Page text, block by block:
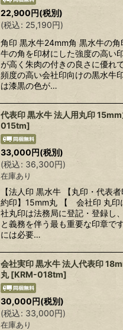
22,900円(税別)
(税込: 25,190円)
角印 黒水牛24mm角 黒水牛の角
牛の角を印材にした強度の高い
が高く朱肉の付きの良さに優れ
頻度の高い会社印向けの黒水牛
は漆黒の色が…
代表印 黒水牛 法人用丸印
015tm]
33,000円(税別)
(税込: 36,300円)
在庫あり
【法人印 黒水牛 【丸印・代表
約印】15mm丸 【 会社印 丸
社丸印は法務局に登記・登録し
と義務を伴う最も重要な印章で
には必要…
会社実印 黒水牛 法人代表印
丸 [KRM-018tm]
30,000円(税別)
(税込: 33,000円)
在庫あり